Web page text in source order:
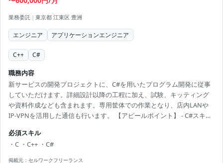
業務委託 | 東京都 江東区 豊洲
エンジニア アプリケーションエンジニア
C++ C#
職務内容
新サービスの開発プロジェクトに、C#を用いたプログラム開発に従事
していただけます。詳細設計以降の工程に加え、試験、キッティング
や資料作成なども含まれます。専用筐体での作業となり、店内LANや
IP-VPNを活用した通信も行います。 【アピールポイント】 - C#スキル
勤が便利な環境 - チームで協力し合いながら複雑なプロジェクトを成功
に導ける - スキル見合いの単価で自分の価値を最大限に活かせる - 残業
が発生する可能性あり、柔軟な対応で稼働を調整可能
必須スキル
・C ・C++ ・C#
掲載元： セルワークフリーランス